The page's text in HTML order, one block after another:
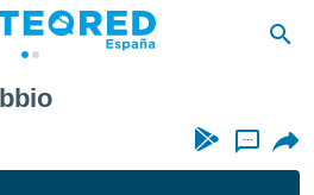
...